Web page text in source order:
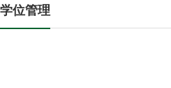
学位管理